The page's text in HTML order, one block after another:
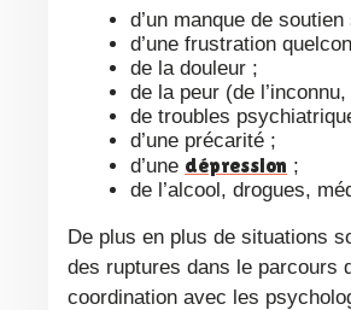
d’un manque de
d’une frustration
de la douleur ;
de la peur (de
de troubles
d’une précarité ;
d’une dépression ;
de l’alcool, drogues,
De plus en plus de situations sont aussi liées à des troubles cognitifs non diagnostiqués chez les personnes âgées, ou à
des ruptures dans le parcours
coordination avec les